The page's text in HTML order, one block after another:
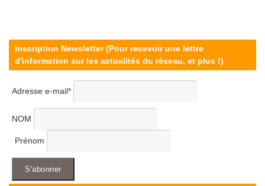
Inscription Newsletter (Pour recevoir une lettre
d'information sur les actualités du réseau, et plus !)
Adresse e-mail*
NOM
Prénom